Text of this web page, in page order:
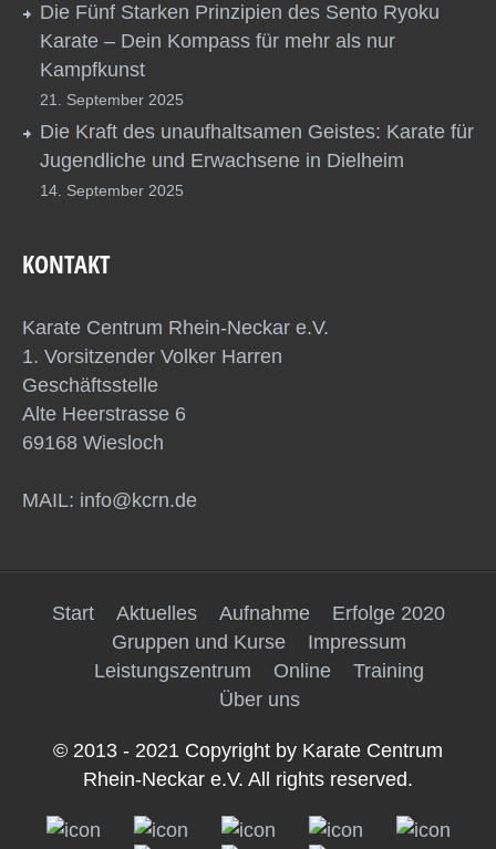
Die Fünf Starken Prinzipien des Sento Ryoku
Karate – Dein Kompass für mehr als nur
Kampfkunst
21. September 2025
Die Kraft des unaufhaltsamen Geistes: Karate für
Jugendliche und Erwachsene in Dielheim
14. September 2025
KONTAKT
Karate Centrum Rhein-Neckar e.V.
1. Vorsitzender Volker Harren
Geschäftsstelle
Alte Heerstrasse 6
69168 Wiesloch
MAIL: info@kcrn.de
Start Aktuelles Aufnahme
Erfolge 2020
Gruppen und Kurse
Impressum
Leistungszentrum
Online
Training
Über uns
© 2013 - 2021 Copyright by Karate Centrum
Rhein-Neckar e.V. All rights reserved.